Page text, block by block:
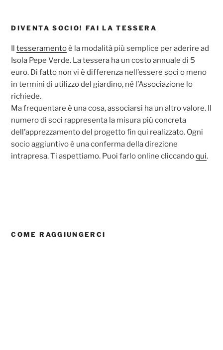
DIVENTA SOCIO! FAI LA TESSERA
Iltesseramentoè la modalità più semplice per aderire ad
Isola Pepe Verde. La tessera ha un costo annuale di 5
euro. Di fatto non vi è differenza nell’essere soci o meno
in termini di utilizzo del giardino, né l’Associazione lo
richiede.
Ma frequentare è una cosa, associarsi ha un altro valore. Il
numero di soci rappresenta la misura più concreta
dell’apprezzamento del progetto fin qui realizzato. Ogni
socio aggiuntivo è una conferma della direzione
intrapresa. Ti aspettiamo. Puoi farlo online cliccandoqui.
COME RAGGIUNGERCI